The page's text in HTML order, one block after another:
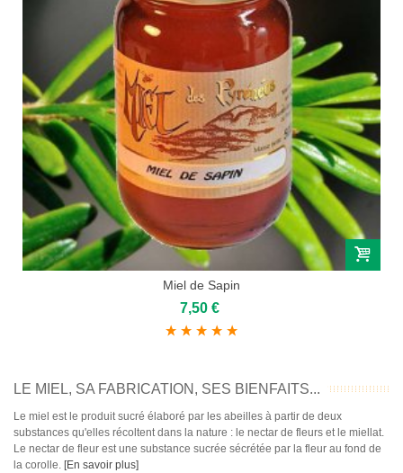
Miel de Sapin
7,50 €
LE MIEL, SA FABRICATION, SES BIENFAITS...
Le miel est le produit sucré élaboré par les abeilles à partir de deux
substances qu'elles récoltent dans la nature : le nectar de fleurs et le miellat.
Le nectar de fleur est une substance sucrée sécrétée par la fleur au fond de
la corolle. [En savoir plus]